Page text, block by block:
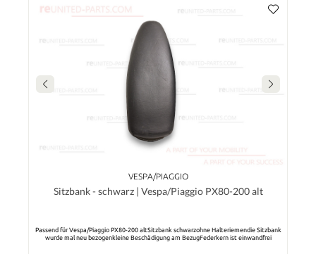
VESPA/PIAGGIO
Sitzbank - schwarz | Vespa/Piaggio PX80-200 alt
Passend für Vespa/Piaggio PX80-200 altSitzbank schwarzohne Halteriemendie Sitzbank
wurde mal neu bezogenkleine Beschädigung am BezugFederkern ist einwandfrei